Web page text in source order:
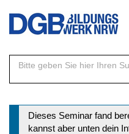
Direkt
Inhalt
Statusmeldung
Dieses Seminar fand
kannst aber unten dein